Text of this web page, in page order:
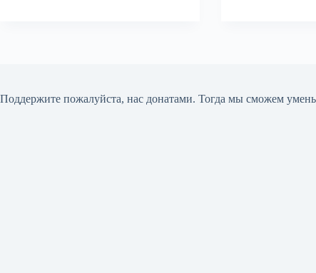
Поддержите пожалуйста, нас донатами. Тогда мы сможем